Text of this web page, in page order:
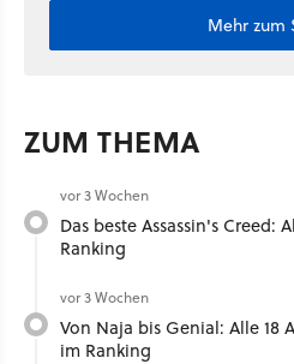
Mehr zum
ZUM THEMA
vor 3 Wochen
Das beste Assassin's Creed:
Ranking
vor 3 Wochen
Von Naja bis Genial: Alle 18
im Ranking